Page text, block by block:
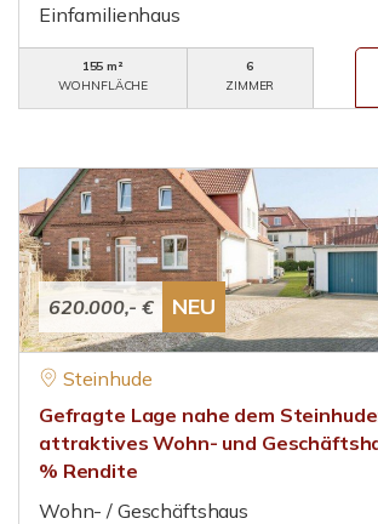
Einfamilienhaus
155 m²
WOHNFLÄCHE
6
ZIMMER
620.000,- € NEU
Steinhude
Gefragte Lage nahe dem
attraktives Wohn- und
% Rendite
Wohn- / Geschäftshaus